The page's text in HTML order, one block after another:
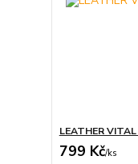
LEATHER
799 Kč/ks